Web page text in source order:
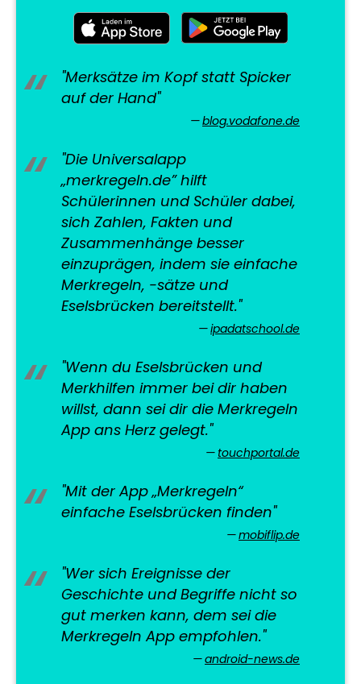
"Merksätze im Kopf statt Spicker
auf der Hand"
blog.vodafone.de
"Die Universalapp
„merkregeln.de” hilft
Schülerinnen und Schüler dabei,
sich Zahlen, Fakten und
Zusammenhänge besser
einzuprägen, indem sie einfache
Merkregeln, -sätze und
Eselsbrücken bereitstellt."
ipadatschool.de
"Wenn du Eselsbrücken und
Merkhilfen immer bei dir haben
willst, dann sei dir die Merkregeln
App ans Herz gelegt."
touchportal.de
"Mit der App „Merkregeln“
einfache Eselsbrücken finden"
mobiflip.de
"Wer sich Ereignisse der
Geschichte und Begriffe nicht so
gut merken kann, dem sei die
Merkregeln App empfohlen."
android-news.de